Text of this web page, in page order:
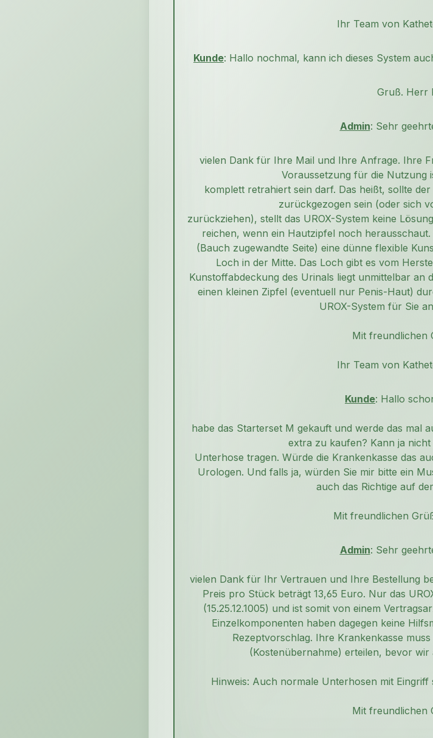
Ihr Team von
Kunde: Hallo nochmal, kann ich dieses System
Gruß. Herr
Admin: Sehr
vielen Dank für Ihre Mail und Ihre Anfrage. Ihre
Voraussetzung für die Nutzung
komplett retrahiert sein darf. Das heißt, sollte
zurückgezogen sein (oder sich
zurückziehen), stellt das UROX-System keine
reichen, wenn ein Hautzipfel noch
(Bauch zugewandte Seite) eine dünne flexible
Loch in der Mitte. Das Loch gibt es vom
Kunstoffabdeckung des Urinals liegt unmittelbar an
einen kleinen Zipfel (eventuell nur Penis-Haut)
UROX-System für Sie
Mit freundlichen
Ihr Team von
Kunde: Hallo
habe das Starterset M gekauft und werde das mal
extra zu kaufen? Kann ja nicht
Unterhose tragen. Würde die Krankenkasse das
Urologen. Und falls ja, würden Sie mir bitte ein
auch das Richtige auf
Mit freundlichen
Admin: Sehr
vielen Dank für Ihr Vertrauen und Ihre Bestellung
Preis pro Stück beträgt 13,65 Euro. Nur das
(15.25.12.1005) und ist somit von einem
Einzelkomponenten haben dagegen keine
Rezeptvorschlag. Ihre Krankenkasse
(Kostenübernahme) erteilen, bevor
Hinweis: Auch normale Unterhosen mit
Mit freundlichen